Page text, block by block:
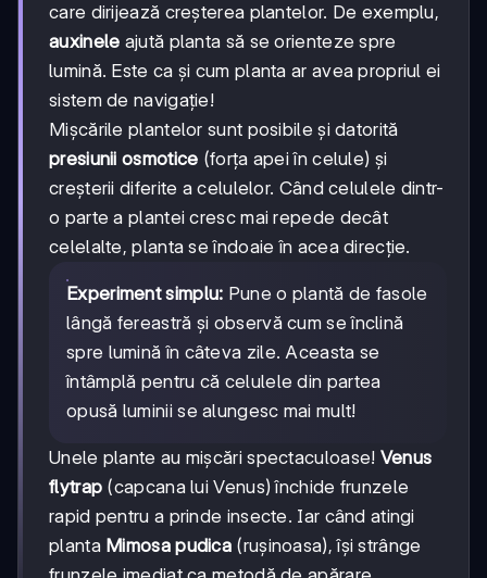
care dirijează creșterea plantelor. De exemplu,
auxinele ajută planta să se orienteze spre
lumină. Este ca și cum planta ar avea propriul ei
sistem de navigație!
Mișcările plantelor sunt posibile și datorită
presiunii osmotice (forța apei în celule) și
creșterii diferite a celulelor. Când celulele dintr-
o parte a plantei cresc mai repede decât
celelalte, planta se îndoaie în acea direcție.
Experiment simplu: Pune o plantă de fasole
lângă fereastră și observă cum se înclină
spre lumină în câteva zile. Aceasta se
întâmplă pentru că celulele din partea
opusă luminii se alungesc mai mult!
Unele plante au mișcări spectaculoase! Venus
flytrap (capcana lui Venus) închide frunzele
rapid pentru a prinde insecte. Iar când atingi
planta Mimosa pudica (rușinoasa), își strânge